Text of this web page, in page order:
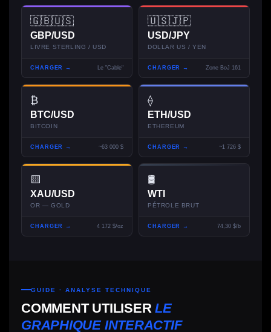
🇬🇧🇺🇸
GBP/USD
LIVRE STERLING / USD
CHARGER → Le "Cable"
🇺🇸🇯🇵
USD/JPY
DOLLAR US / YEN
CHARGER → Zone BoJ 161
₿
BTC/USD
BITCOIN
CHARGER → ~63 000 $
⟠
ETH/USD
ETHEREUM
CHARGER → ~1 726 $
🟨
XAU/USD
OR — GOLD
CHARGER → 4 172 $/oz
🛢
WTI
PÉTROLE BRUT
CHARGER → 74,30 $/b
GUIDE · ANALYSE TECHNIQUE
COMMENT UTILISERLE
GRAPHIQUE INTERACTIF